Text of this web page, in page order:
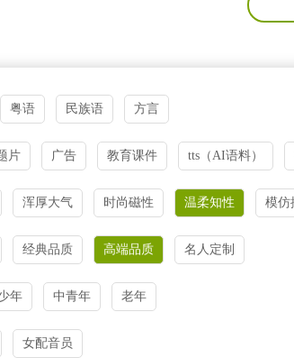
粤语 民族语 方言
片 广告 教育课件 tts（AI语料）
浑厚大气 时尚磁性 温柔知性 模仿
经典品质 高端品质 名人定制
年 中青年 老年
女配音员